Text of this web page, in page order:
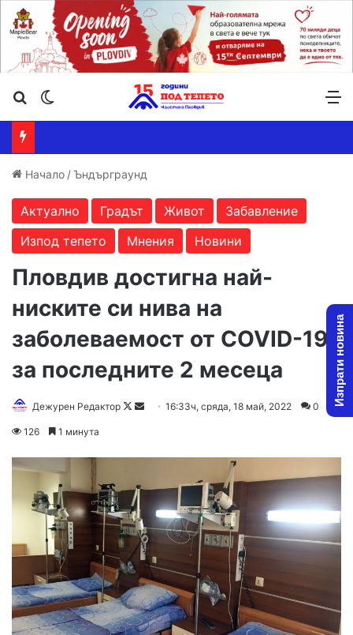
Търсене ...
Начало /Ъндърграунд
Актуално Градът Живот
Забавление
Изпод тепето
Мнения Новини
Пловдив достигна най-
ниските си нива на
заболеваемост от COVID-19
за последните 2 месеца
Дежурен Редактор
F
o
w
o
n
X
m
a
i
l
16:33ч, сряда, 18 май, 2022 0
126 1 минута
Изпрати новина